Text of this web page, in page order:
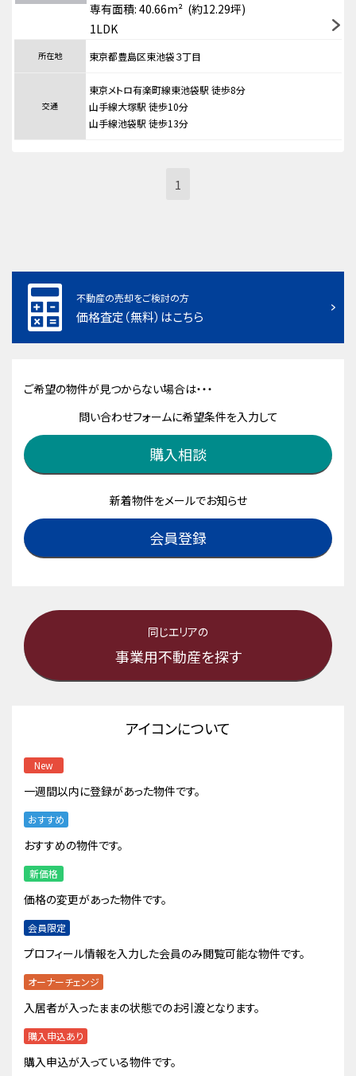
専有面積: 40.66m² (約12.29坪)
1LDK
所在地 東京都豊島区東池袋３丁目
交通
東京メトロ有楽町線東池袋駅 徒歩8分
山手線大塚駅 徒歩10分
山手線池袋駅 徒歩13分
1
不動産の売却をご検討の方
価格査定（無料）はこちら
ご希望の物件が見つからない場合は・・・
問い合わせフォームに希望条件を入力して
購入相談
新着物件をメールでお知らせ
会員登録
同じエリアの
事業用不動産を探す
アイコンについて
New
一週間以内に登録があった物件です。
おすすめ
おすすめの物件です。
新価格
価格の変更があった物件です。
会員限定
プロフィール情報を入力した会員のみ閲覧可能な物件です。
オーナーチェンジ
入居者が入ったままの状態でのお引渡となります。
購入申込あり
購入申込が入っている物件です。